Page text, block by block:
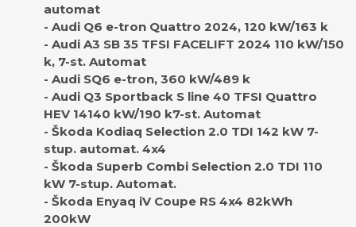
automat
- Audi Q6 e-tron Quattro 2024, 120 kW/163 k
- Audi A3 SB 35 TFSI FACELIFT 2024 110 kW/150
k, 7-st. Automat
- Audi SQ6 e-tron, 360 kW/489 k
- Audi Q3 Sportback S line 40 TFSI Quattro
HEV 14140 kW/190 k7-st. Automat
- Škoda Kodiaq Selection 2.0 TDI 142 kW 7-
stup. automat. 4x4
- Škoda Superb Combi Selection 2.0 TDI 110
kW 7-stup. Automat.
- Škoda Enyaq iV Coupe RS 4x4 82kWh
200kW